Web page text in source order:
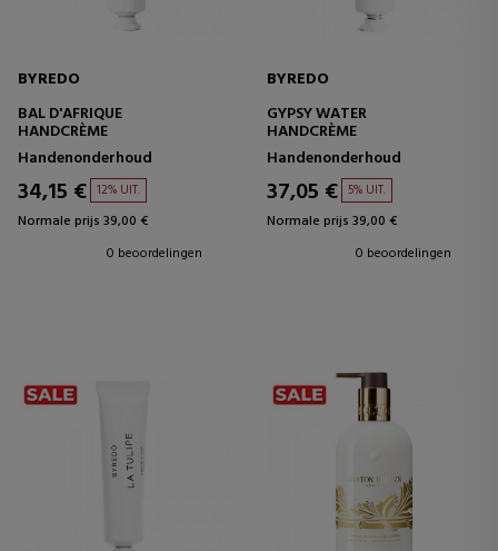
BYREDO
BAL D'AFRIQUE
HANDCRÈME
Handenonderhoud
34,15 € 12% UIT.
Normale prijs 39,00 €
0 beoordelingen
BYREDO
GYPSY WATER
HANDCRÈME
Handenonderhoud
37,05 € 5% UIT.
Normale prijs 39,00 €
0 beoordelingen